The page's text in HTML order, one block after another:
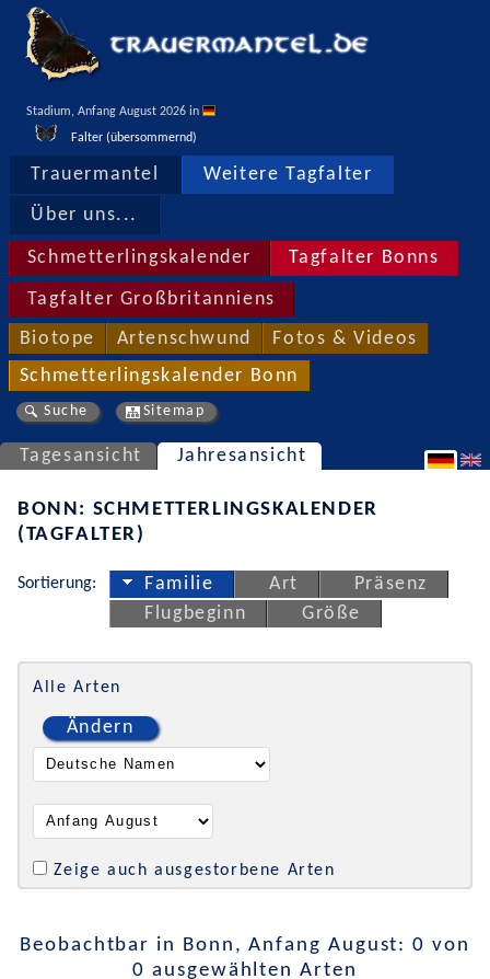
Stadium, Anfang August 2026 in
Falter (übersommernd)
Trauermantel Weitere Tagfalter
Über uns...
Schmetterlingskalender Tagfalter Bonns
Tagfalter Großbritanniens
Biotope Artenschwund Fotos & Videos
Schmetterlingskalender Bonn
Suche Sitemap
Tagesansicht Jahresansicht
BONN: SCHMETTERLINGSKALENDER
(TAGFALTER)
Sortierung: Familie Art
Präsenz
Flugbeginn
Größe
Alle Arten
Ändern
Zeige auch ausgestorbene Arten
Beobachtbar in Bonn, Anfang August: 0 von
0 ausgewählten Arten